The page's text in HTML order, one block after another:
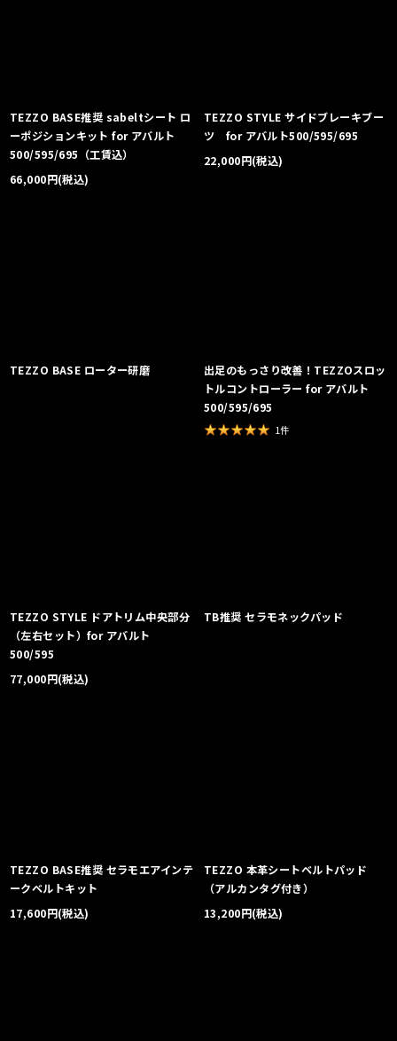
TEZZO BASE推奨 sabeltシート ロ
ーポジションキット for アバルト
500/595/695（工賃込）
66,000円(税込)
TEZZO STYLE サイドブレーキブー
ツ for アバルト500/595/695
22,000円(税込)
TEZZO BASE ローター研磨
出足のもっさり改善！TEZZOスロッ
トルコントローラー for アバルト
500/595/695
1件
TEZZO STYLE ドアトリム中央部分
（左右セット）for アバルト
500/595
77,000円(税込)
TB推奨 セラモネックパッド
TEZZO BASE推奨 セラモエアインテ
ークベルトキット
17,600円(税込)
TEZZO 本革シートベルトパッド
（アルカンタグ付き）
13,200円(税込)